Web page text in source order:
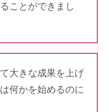
ことができまし
大きな成果を上げ
何かを始めるのに